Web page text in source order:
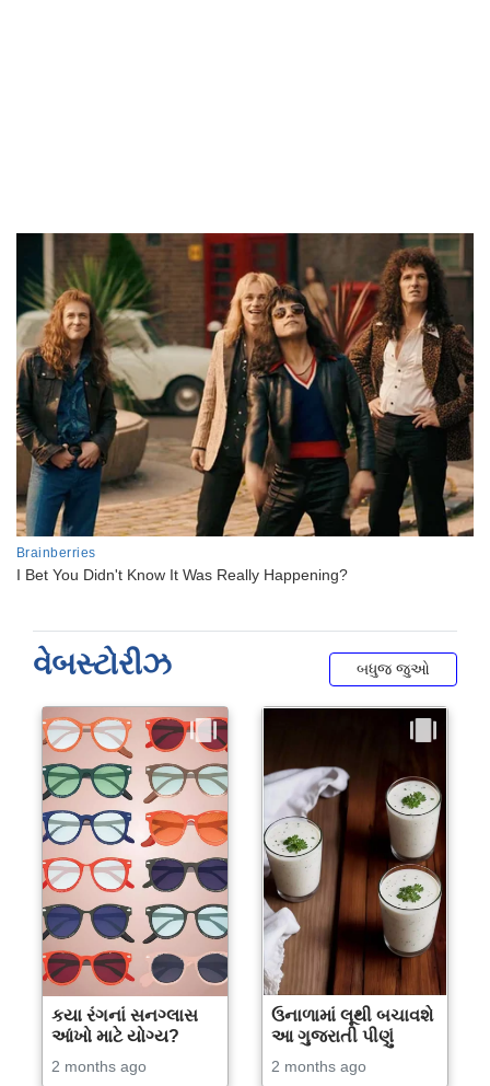
વેબસ્ટોરીઝ બધુજ જુઓ
કયા રંગનાં સનગ્લાસ
આંખો માટે યોગ્ય?
2 months ago
ઉનાળામાં લૂથી બચાવશે
આ ગુજરાતી પીણું
2 months ago